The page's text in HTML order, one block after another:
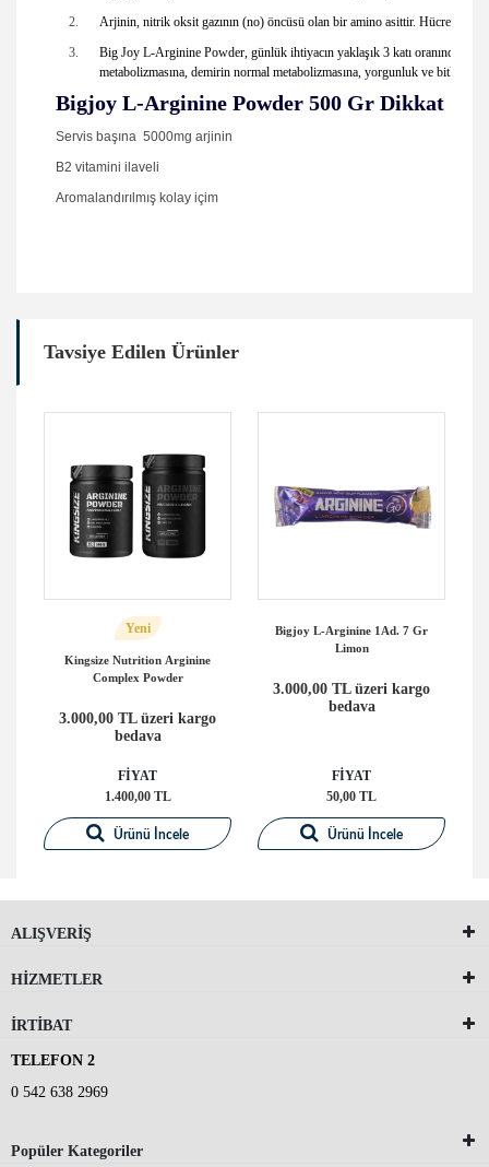
Arjinin, nitrik oksit gazının (no) öncüsü olan bir amino asittir. Hücrelere
Big Joy L-Arginine Powder, günlük ihtiyacın yaklaşık 3 katı oranında
metabolizmasına, demirin normal metabolizmasına, yorgunluk ve bitkinliğin
Bigjoy L-Arginine Powder 500 Gr Dikkat
Servis başına 5000mg arjinin
B2 vitamini ilaveli
Aromalandırılmış kolay içim
Tavsiye Edilen Ürünler
Yeni
Kingsize Nutrition Arginine
Complex Powder
3.000,00 TL üzeri kargo
bedava
FİYAT
1.400,00 TL
Ürünü İncele
Bigjoy L-Arginine 1Ad. 7 Gr
Limon
3.000,00 TL üzeri kargo
bedava
FİYAT
50,00 TL
Ürünü İncele
ALIŞVERİŞ
HİZMETLER
İRTİBAT
TELEFON 2
0 542 638 2969
Popüler Kategoriler